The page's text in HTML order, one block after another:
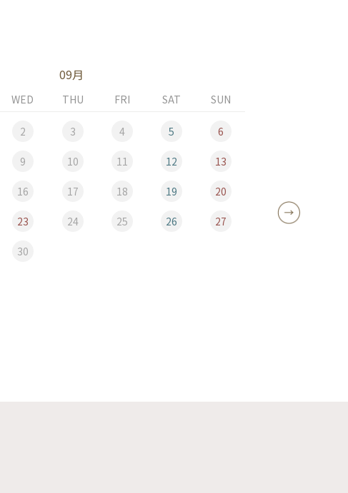
09月
WED THU FRI SAT SUN
2 3 4 5 6
9 10 11 12 13
16 17 18 19 20
23 24 25 26 27
30